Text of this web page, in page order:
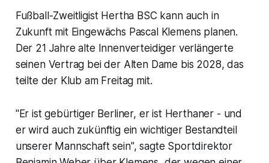
Fußball-Zweitligist Hertha BSC kann auch in
Zukunft mit Eingewächs Pascal Klemens planen.
Der 21 Jahre alte Innenverteidiger verlängerte
seinen Vertrag bei der Alten Dame bis 2028, das
teilte der Klub am Freitag mit.
"Er ist gebürtiger Berliner, er ist Herthaner - und
er wird auch zukünftig ein wichtiger Bestandteil
unserer Mannschaft sein", sagte Sportdirektor